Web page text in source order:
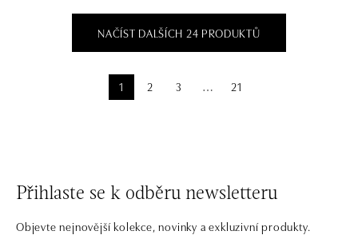
NAČÍST DALŠÍCH 24 PRODUKTŮ
1 2 3 ⋯ 21
Přihlaste se k odběru newsletteru
Objevte nejnovější kolekce, novinky a exkluzivní produkty.